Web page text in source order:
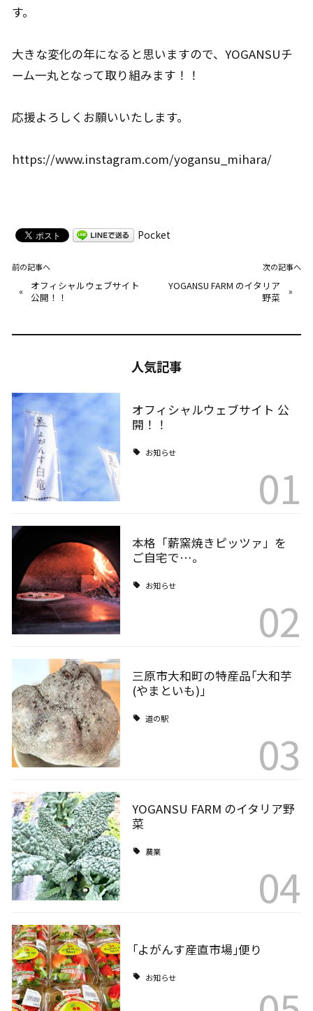
す。
大きな変化の年になると思いますので、YOGANSUチ
ーム一丸となって取り組みます！！
応援よろしくお願いいたします。
https://www.instagram.com/yogansu_mihara/
Pocket
前の記事へ
«
オフィシャルウェブサイト
公開！！
次の記事へ
YOGANSU FARM のイタリア
野菜
»
人気記事
オフィシャルウェブサイト 公
開！！
お知らせ
01
本格「薪窯焼きピッツァ」を
ご自宅で…。
お知らせ
02
三原市大和町の特産品｢大和芋
(やまといも)｣
道の駅
03
YOGANSU FARM のイタリア野
菜
農業
04
｢よがんす産直市場｣便り
お知らせ